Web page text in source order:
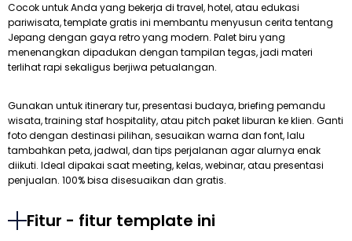
Cocok untuk Anda yang bekerja di travel, hotel, atau edukasi
pariwisata, template gratis ini membantu menyusun cerita tentang
Jepang dengan gaya retro yang modern. Palet biru yang
menenangkan dipadukan dengan tampilan tegas, jadi materi
terlihat rapi sekaligus berjiwa petualangan.
Gunakan untuk itinerary tur, presentasi budaya, briefing pemandu
wisata, training staf hospitality, atau pitch paket liburan ke klien. Ganti
foto dengan destinasi pilihan, sesuaikan warna dan font, lalu
tambahkan peta, jadwal, dan tips perjalanan agar alurnya enak
diikuti. Ideal dipakai saat meeting, kelas, webinar, atau presentasi
penjualan. 100% bisa disesuaikan dan gratis.
Fitur - fitur template ini